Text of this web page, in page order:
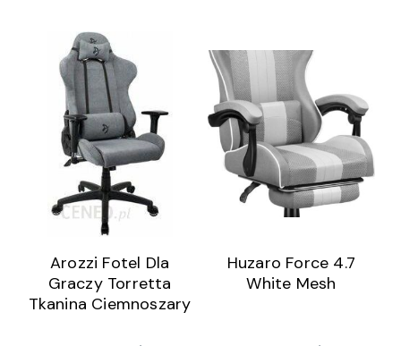
Arozzi Fotel Dla
Graczy Torretta
Tkanina Ciemnoszary
Huzaro Force 4.7
White Mesh